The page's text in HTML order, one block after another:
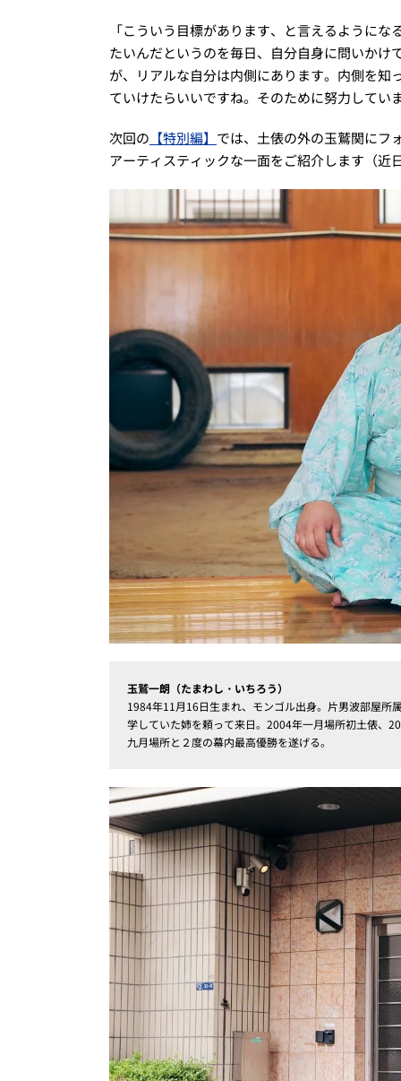
「こういう目標があります、と言えるように
たいんだというのを毎日、自分自身に問いかけ
が、リアルな自分は内側にあります。内側を
ていけたらいいですね。そのために努力してい
次回の 【特別編】 では、土俵の外の玉鷲関にフ
アーティスティックな一面をご紹介します（近
玉鷲一朗（たまわし・いちろう）
1984年11月16日生まれ、モンゴル出身。片男波部屋所
学していた姉を頼って来日。2004年一月場所初土俵、
九月場所と２度の幕内最高優勝を遂げる。